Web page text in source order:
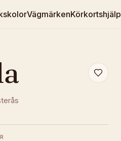
VägmärkenKörkortshjälp